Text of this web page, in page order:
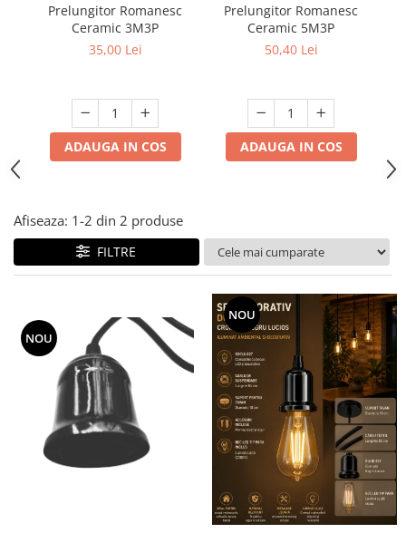
Prelungitor Romanesc
Ceramic 3M3P
35,00 Lei
ADAUGA IN COS
Prelungitor Romanesc
Ceramic 5M3P
50,40 Lei
ADAUGA IN COS
Afiseaza: 1-2 din 2 produse
FILTRE
NOU
NOU